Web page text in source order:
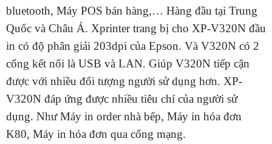
bluetooth, Máy POS bán hàng,… Hàng đầu tại Trung
Quốc và Châu Á. Xprinter trang bị cho XP-V320N đầu
in có độ phân giải 203dpi của Epson. Và V320N có 2
cổng kết nối là USB và LAN. Giúp V320N tiếp cận
được với nhiều đối tượng người sử dụng hơn. XP-
V320N đáp ứng được nhiều tiêu chí của người sử
dụng. Như Máy in order nhà bếp, Máy in hóa đơn
K80, Máy in hóa đơn qua cổng mạng.